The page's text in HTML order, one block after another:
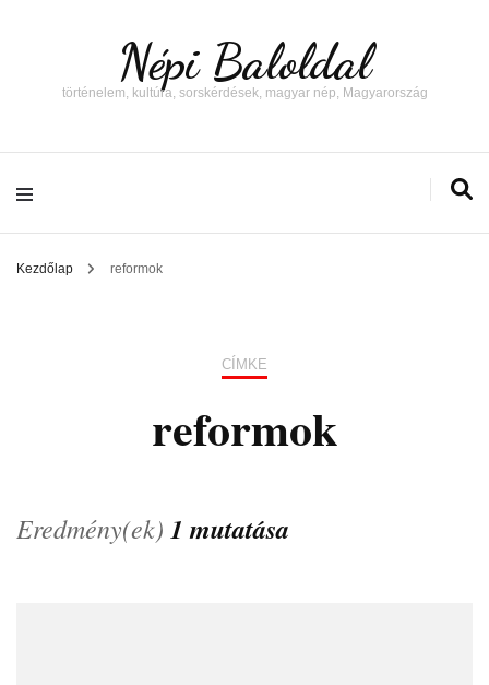
Népi Baloldal
történelem, kultúra, sorskérdések, magyar nép, Magyarország
Kezdőlap reformok
CÍMKE
reformok
Eredmény(ek) 1 mutatása